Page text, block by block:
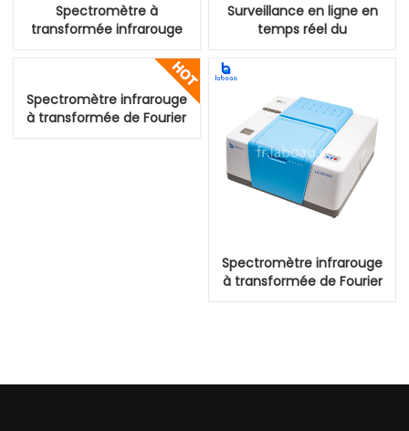
Spectromètre à
transformée infrarouge
de Fourier FTIR
Surveillance en ligne en
temps réel du
spectromètre infrarouge
à transformée de Fourier
Spectromètre infrarouge
à transformée de Fourier
pour la recherche
Spectromètre infrarouge
à transformée de Fourier
de qualité recherche